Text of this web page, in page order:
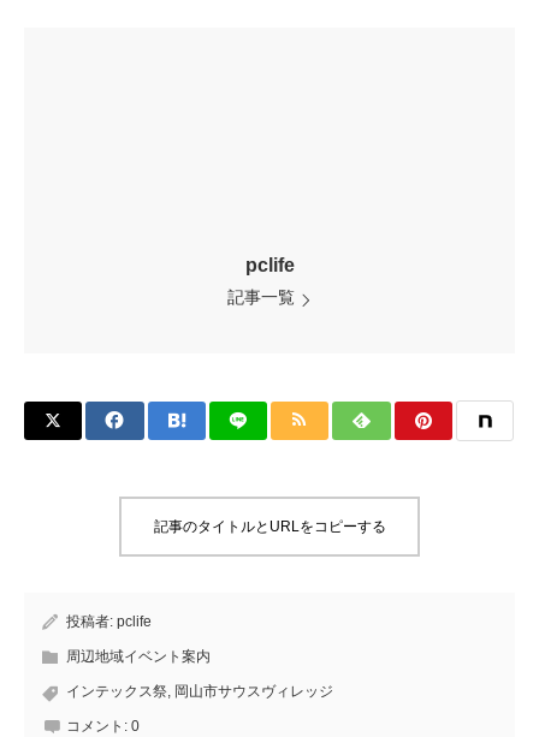
pclife
記事一覧
記事のタイトルとURLをコピーする
投稿者: pclife
周辺地域イベント案内
インテックス祭, 岡山市サウスヴィレッジ
コメント: 0